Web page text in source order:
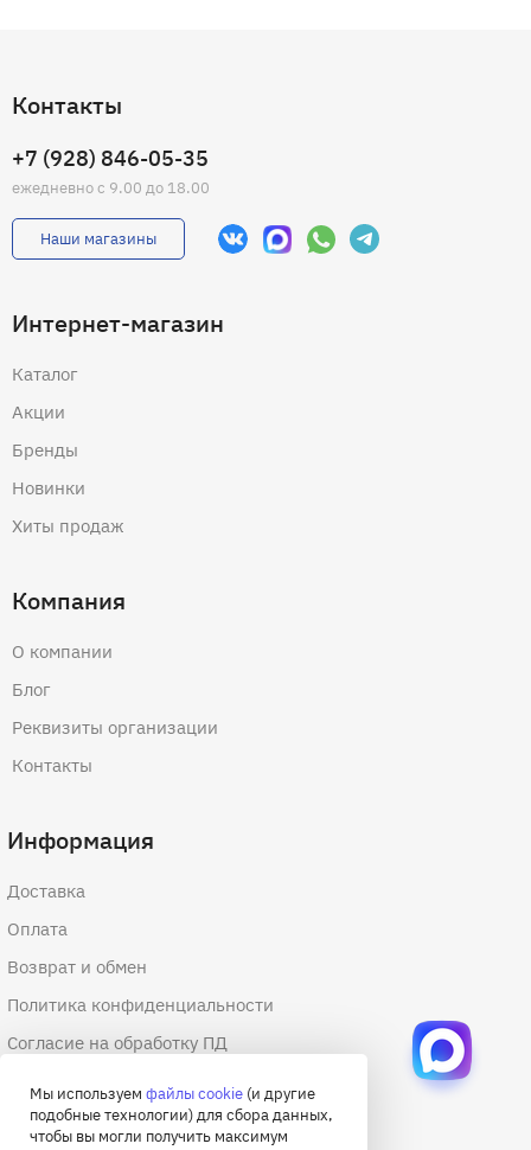
Контакты
+7 (928) 846-05-35
ежедневно с 9.00 до 18.00
Наши магазины
Интернет-магазин
Каталог
Акции
Бренды
Новинки
Хиты продаж
Компания
О компании
Блог
Реквизиты организации
Контакты
Информация
Доставка
Оплата
Возврат и обмен
Политика конфиденциальности
Согласие на обработку ПД
Договор оферты
Мы используем файлы cookie (и другие
подобные технологии) для сбора данных,
чтобы вы могли получить максимум